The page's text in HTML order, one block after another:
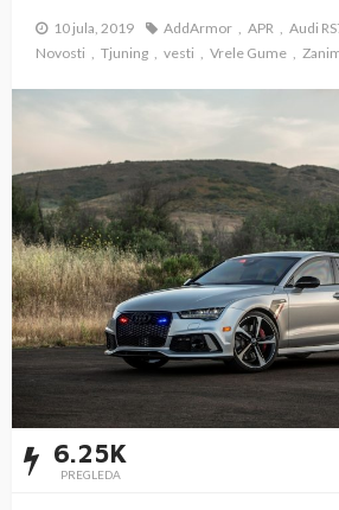
10 jula, 2019 AddArmor APR Audi
Novosti
Tjuning vesti Vrele Gume
6.25K
PREGLEDA